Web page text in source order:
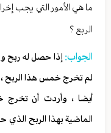
ما هي الأمور التي يجب
الربع ؟
الجواب: إذا حصل له ربح
لم تخرج خمس هذا الربح ،
أيضا ، وأردت أن
الماضية بهذا الربح